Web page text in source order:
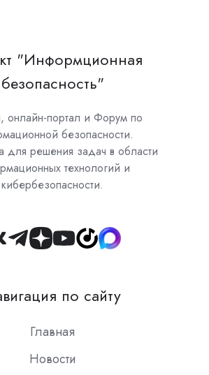
"Информционная
безопасность"
онлайн-портал и Форум по
безопасности.
для решения задач в области
технологий и
кибербезопасности.
Join
Slack
по сайту
Главная
Новости